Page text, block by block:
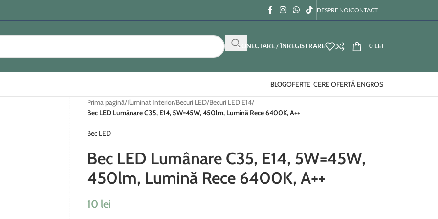
DESPRE NOICONTACT
CONECTARE / ÎNREGISTRARE 0 LEI
BLOGOFERTE CERE OFERTĂ ENGROS
Prima pagină/Iluminat Interior/Becuri LED/Becuri LED E14/
Bec LED Lumânare C35, E14, 5W=45W, 450lm, Lumină Rece 6400K, A++
Bec LED
Bec LED Lumânare C35, E14, 5W=45W,
450lm, Lumină Rece 6400K, A++
10 lei